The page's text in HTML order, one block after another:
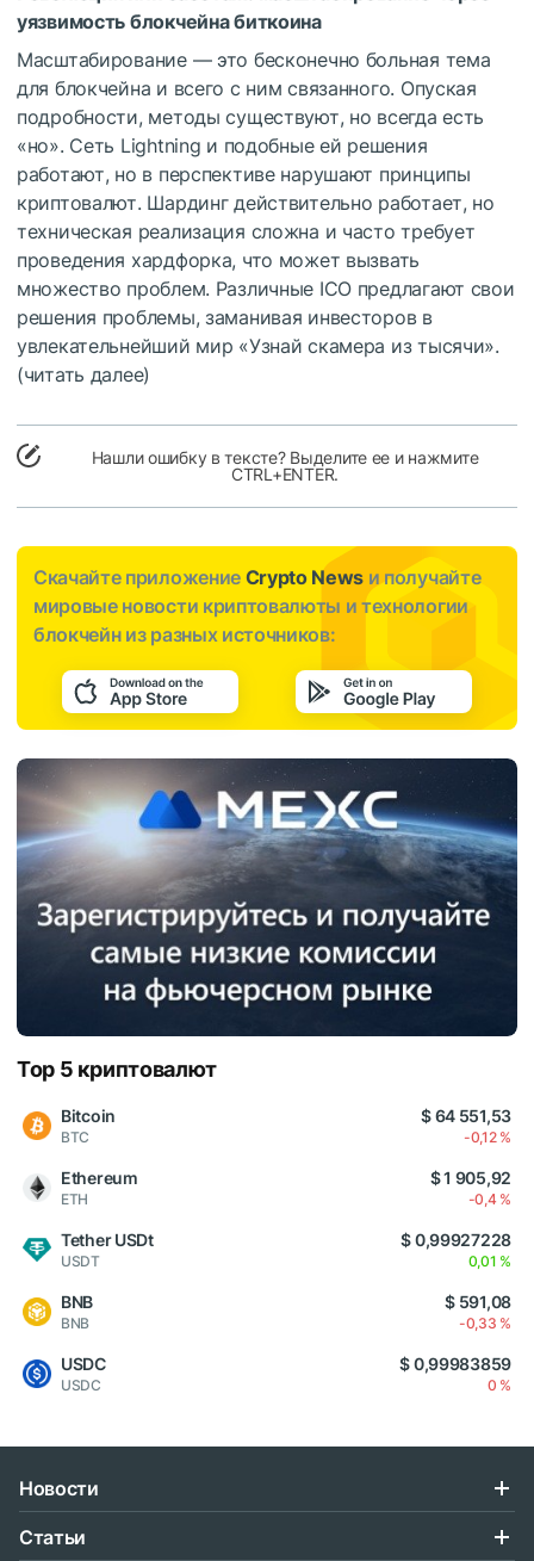
уязвимость блокчейна биткоина
Масштабирование — это бесконечно больная тема
для блокчейна и всего с ним связанного. Опуская
подробности, методы существуют, но всегда есть
«но». Сеть Lightning и подобные ей решения
работают, но в перспективе нарушают принципы
криптовалют. Шардинг действительно работает, но
техническая реализация сложна и часто требует
проведения хардфорка, что может вызвать
множество проблем. Различные ICO предлагают свои
решения проблемы, заманивая инвесторов в
увлекательнейший мир «Узнай скамера из тысячи».
(читать далее)
Нашли ошибку в тексте? Выделите ее и нажмите
CTRL+ENTER.
Скачайте приложение Crypto News и получайте
мировые новости криптовалюты и технологии
блокчейн из разных источников:
Top 5 криптовалют
Bitcoin
BTC
$ 64 551,53
-0,12 %
Ethereum
ETH
$ 1 905,92
-0,4 %
Tether USDt
USDT
$ 0,99927228
0,01 %
BNB
BNB
$ 591,08
-0,33 %
USDC
USDC
$ 0,99983859
0 %
Новости
Статьи